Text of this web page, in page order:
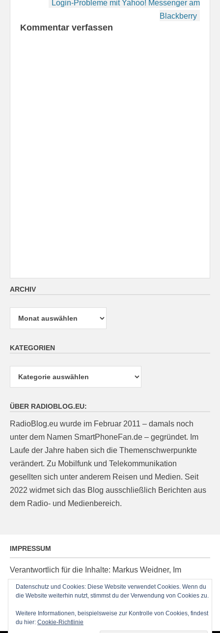
Rees-Haldern unweit…
Login-Probleme mit Yahoo! Messenger am
Blackberry
Kommentar verfassen
ARCHIV
Archiv
KATEGORIEN
ÜBER RADIOBLOG.EU:
RadioBlog.eu wurde im Februar 2011 – damals noch
unter dem Namen SmartPhoneFan.de – gegründet. Im
Laufe der Jahre haben sich die Themenschwerpunkte
verändert. Zu Mobilfunk und Telekommunikation
gesellten sich unter anderem Reisen und Medien. Seit
2022 widmet sich das Blog ausschließlich Berichten aus
dem Radio- und Medienbereich.
IMPRESSUM
Verantwortlich für die Inhalte: Markus Weidner, Im
Ziegelacker 20, D-63599 Biebergemünd, E-Mail:
post@radioblog.eu
Technik und Administration: Thomas Michel
Datenschutz und Cookies: Diese Website verwendet Cookies. Wenn du
die Website weiterhin nutzt, stimmst du der Verwendung von Cookies zu.
Weitere Informationen, beispielsweise zur Kontrolle von Cookies, findest
du hier: Cookie-Richtlinie